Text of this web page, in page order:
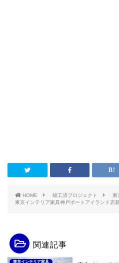
HOME 竣工済プロジェクト
東
東京インテリア家具神戸ポートアイランド店
関連記事
東京インテリア家具